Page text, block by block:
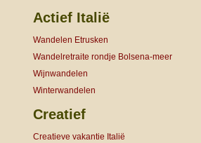
Actief Italië
Wandelen Etrusken
Wandelretraite rondje Bolsena-meer
Wijnwandelen
Winterwandelen
Creatief
Creatieve vakantie Italië